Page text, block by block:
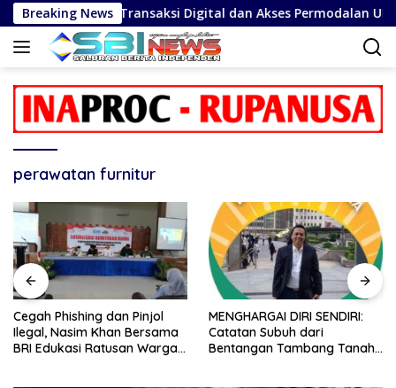
Langsung
ke
konten
Breaking News
Keamanan Transaksi Digital dan Akses Permodalan UMKM
perawatan furnitur
Cegah Phishing dan Pinjol
Ilegal, Nasim Khan Bersama
BRI Edukasi Ratusan Warga
MENGHARGAI DIRI SENDIRI:
Catatan Subuh dari
Bentangan Tambang Tanah